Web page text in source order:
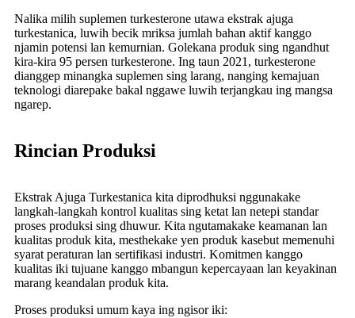
Nalika milih suplemen turkesterone utawa ekstrak ajuga
turkestanica, luwih becik mriksa jumlah bahan aktif kanggo
njamin potensi lan kemurnian. Golekana produk sing ngandhut
kira-kira 95 persen turkesterone. Ing taun 2021, turkesterone
dianggep minangka suplemen sing larang, nanging kemajuan
teknologi diarepake bakal nggawe luwih terjangkau ing mangsa
ngarep.
Rincian Produksi
Ekstrak Ajuga Turkestanica kita diprodhuksi nggunakake
langkah-langkah kontrol kualitas sing ketat lan netepi standar
proses produksi sing dhuwur. Kita ngutamakake keamanan lan
kualitas produk kita, mesthekake yen produk kasebut memenuhi
syarat peraturan lan sertifikasi industri. Komitmen kanggo
kualitas iki tujuane kanggo mbangun kepercayaan lan keyakinan
marang keandalan produk kita.
Proses produksi umum kaya ing ngisor iki: